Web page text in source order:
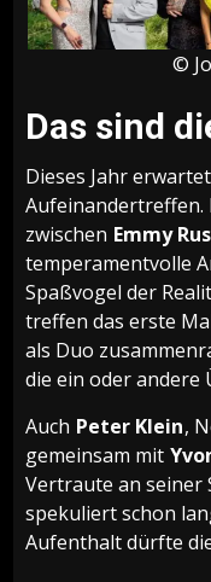
©
Das sind
Dieses Jahr
Aufeinandertreffen.
zwischen Emmy
temperamentvolle
Spaßvogel der
treffen das erste
als Duo
die ein oder
Auch Peter Klein,
gemeinsam mit
Vertraute an seiner
spekuliert schon
Aufenthalt dürfte